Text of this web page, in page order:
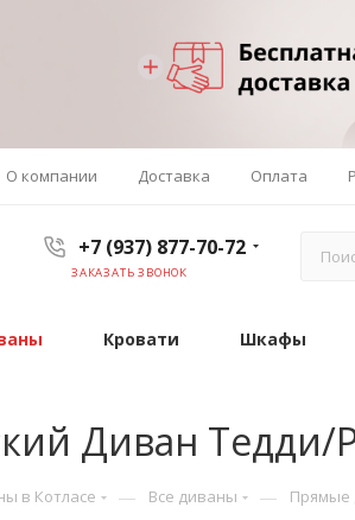
О компании Доставка Оплата
+7 (937) 877-70-72
ЗАКАЗАТЬ ЗВОНОК
Кровати Шкафы
Диван Тедди/
в Котласе — Все диваны — Прямые